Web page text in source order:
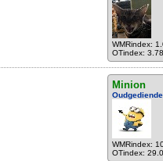
WMRindex:
OTindex:
Minion
Oudgediende
WMRindex:
OTindex: